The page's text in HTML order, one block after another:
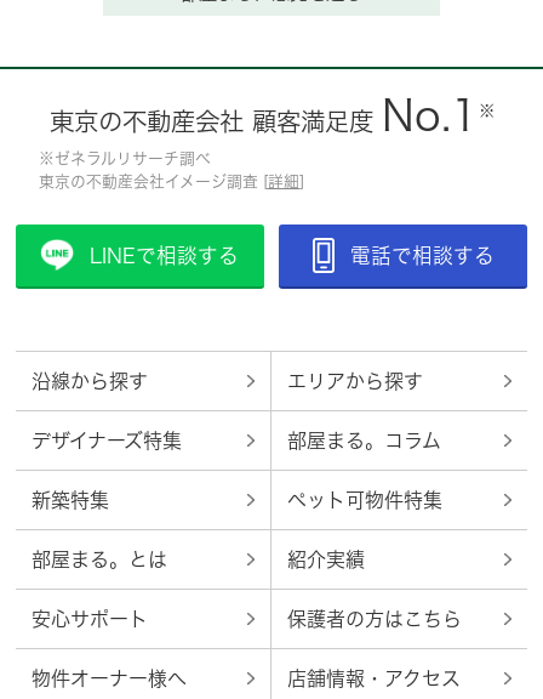
東京の不動産会社 顧客満足度 No.1 ※
※ゼネラルリサーチ調べ
東京の不動産会社イメージ調査 [ 詳細
LINEで相談する 電話で相談する
沿線から探す エリアから探す
デザイナーズ特集 部屋まる。コラム
新築特集 ペット可物件特集
部屋まる。とは 紹介実績
安心サポート 保護者の方はこちら
物件オーナー様へ 店舗情報・アクセス